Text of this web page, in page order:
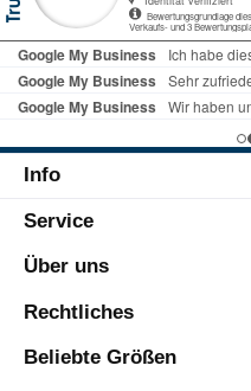
Info
Service
Über uns
Rechtliches
Beliebte Größen